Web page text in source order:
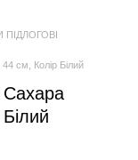
ПІДЛОГОВІ
см, Колір Білий
Сахара